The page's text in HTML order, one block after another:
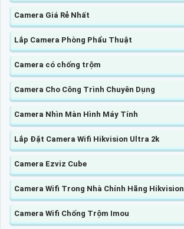
Camera Giá Rẻ Nhất
Lắp Camera Phòng Phẩu Thuật
Camera có chống trộm
Camera Cho Công Trình Chuyên Dụng
Camera Nhìn Màn Hình Máy Tính
Lắp Đặt Camera Wifi Hikvision Ultra 2k
Camera Ezviz Cube
Camera Wifi Trong Nhà Chính Hãng Hikvision
Camera Wifi Chống Trộm Imou